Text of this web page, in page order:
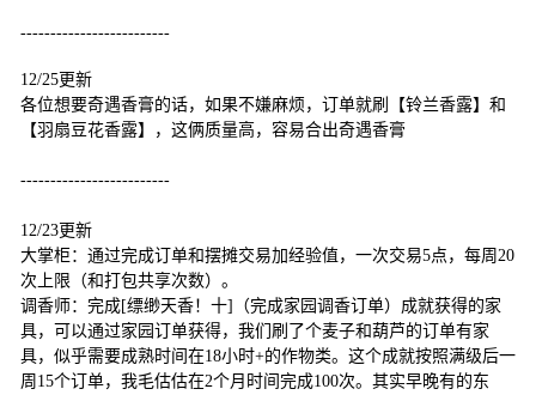
-------------------------
12/25更新
各位想要奇遇香膏的话，如果不嫌麻烦，订单就刷【铃兰香露】和
【羽扇豆花香露】，这俩质量高，容易合出奇遇香膏
-------------------------
12/23更新
大掌柜：通过完成订单和摆摊交易加经验值，一次交易5点，每周20
次上限（和打包共享次数）。
调香师：完成[缥缈天香！十]（完成家园调香订单）成就获得的家
具，可以通过家园订单获得，我们刷了个麦子和葫芦的订单有家
具，似乎需要成熟时间在18小时+的作物类。这个成就按照满级后一
周15个订单，我毛估估在2个月时间完成100次。其实早晚有的东